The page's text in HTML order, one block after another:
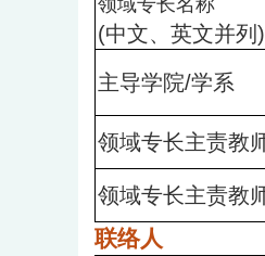
领域专长名称
(中文、英文并列)
主导学院/学系
领域专长主责教
领域专长主责教
联络人